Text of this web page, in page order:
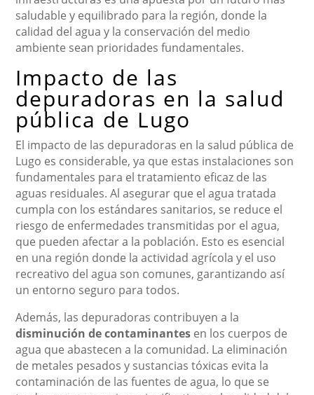
saludable y equilibrado para la región, donde la
calidad del agua y la conservación del medio
ambiente sean prioridades fundamentales.
Impacto de las
depuradoras en la salud
pública de Lugo
El impacto de las depuradoras en la salud pública de
Lugo es considerable, ya que estas instalaciones son
fundamentales para el tratamiento eficaz de las
aguas residuales. Al asegurar que el agua tratada
cumpla con los estándares sanitarios, se reduce el
riesgo de enfermedades transmitidas por el agua,
que pueden afectar a la población. Esto es esencial
en una región donde la actividad agrícola y el uso
recreativo del agua son comunes, garantizando así
un entorno seguro para todos.
Además, las depuradoras contribuyen a la
disminución de contaminantes en los cuerpos de
agua que abastecen a la comunidad. La eliminación
de metales pesados y sustancias tóxicas evita la
contaminación de las fuentes de agua, lo que se